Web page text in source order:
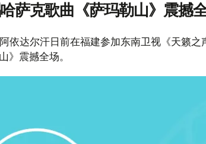
萨克歌曲《萨玛勒山》震撼
依达尔汗日前在福建参加东南卫视《天籁之
》震撼全场。